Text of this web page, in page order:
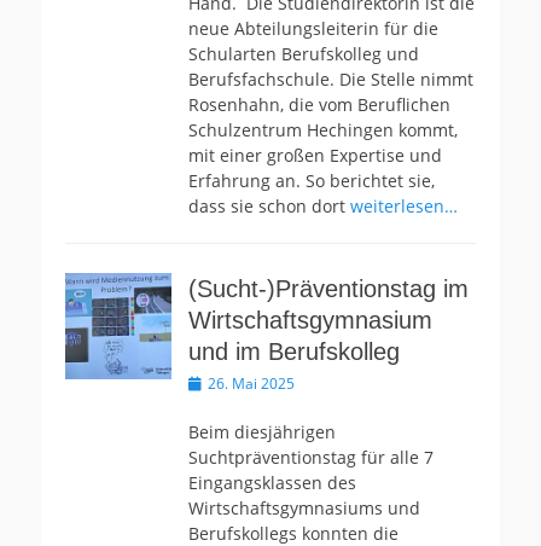
neue Abteilungsleiterin für die
Schularten Berufskolleg und
Berufsfachschule. Die Stelle nimmt
Rosenhahn, die vom Beruflichen
Schulzentrum Hechingen kommt,
mit einer großen Expertise und
Erfahrung an. So berichtet sie,
dass sie schon dort weiterlesen…
(Sucht-)Präventionstag im
Wirtschaftsgymnasium
und im Berufskolleg
Veröffentlicht
26. Mai 2025
Beim diesjährigen
Suchtpräventionstag für alle 7
Eingangsklassen des
Wirtschaftsgymnasiums und
Berufskollegs konnten die